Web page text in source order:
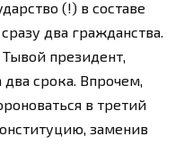
(!) в составе
два гражданства.
президент,
срока. Впрочем,
в третий
заменив